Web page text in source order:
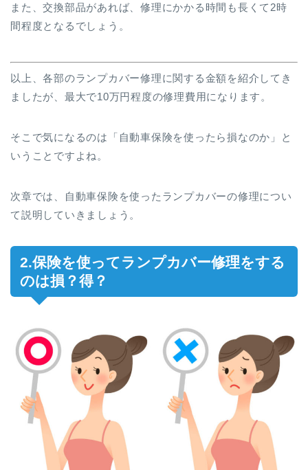
また、交換部品があれば、修理にかかる時間も長くて2時
間程度となるでしょう。
以上、各部のランプカバー修理に関する金額を紹介してき
ましたが、最大で10万円程度の修理費用になります。
そこで気になるのは「自動車保険を使ったら損なのか」と
いうことですよね。
次章では、自動車保険を使ったランプカバーの修理につい
て説明していきましょう。
2.保険を使ってランプカバー修理をする
のは損？得？